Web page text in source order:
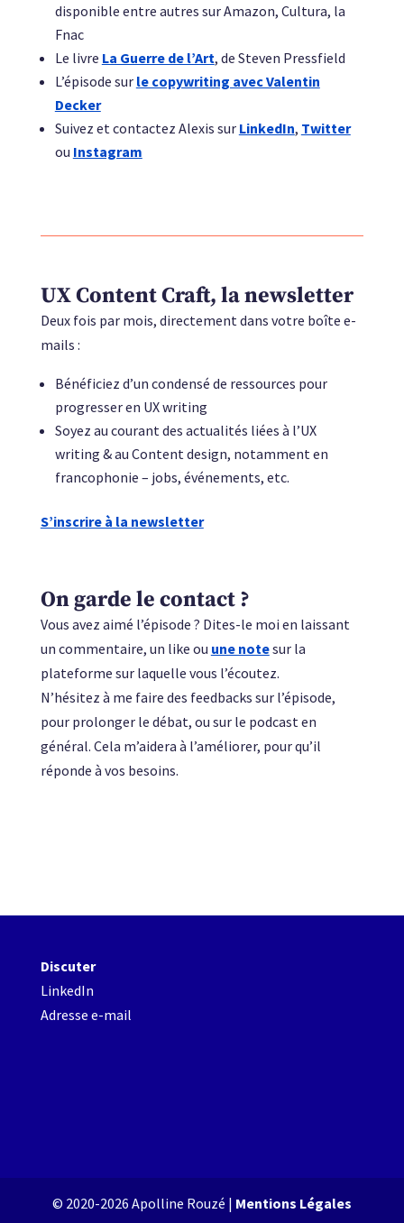
disponible entre autres sur Amazon, Cultura, la
Fnac
Le livre La Guerre de l’Art, de Steven Pressfield
L’épisode sur le copywriting avec Valentin
Decker
Suivez et contactez Alexis sur LinkedIn, Twitter
ou Instagram
UX Content Craft, la newsletter
Deux fois par mois, directement dans votre boîte e-
mails :
Bénéficiez d’un condensé de ressources pour
progresser en UX writing
Soyez au courant des actualités liées à l’UX
writing & au Content design, notamment en
francophonie – jobs, événements, etc.
S’inscrire à la newsletter
On garde le contact ?
Vous avez aimé l’épisode ? Dites-le moi en laissant
un commentaire, un like ou une notesur la
plateforme sur laquelle vous l’écoutez.
N’hésitez à me faire des feedbacks sur l’épisode,
pour prolonger le débat, ou sur le podcast en
général. Cela m’aidera à l’améliorer, pour qu’il
réponde à vos besoins.
Discuter
LinkedIn
Adresse e-mail
© 2020-2026 Apolline Rouzé | Mentions Légales